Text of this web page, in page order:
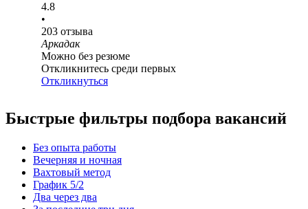
4.8
•
203 отзыва
Аркадак
Можно без резюме
Откликнитесь среди первых
Откликнуться
Быстрые фильтры подбора вакансий
Без опыта работы
Вечерняя и ночная
Вахтовый метод
График 5/2
Два через два